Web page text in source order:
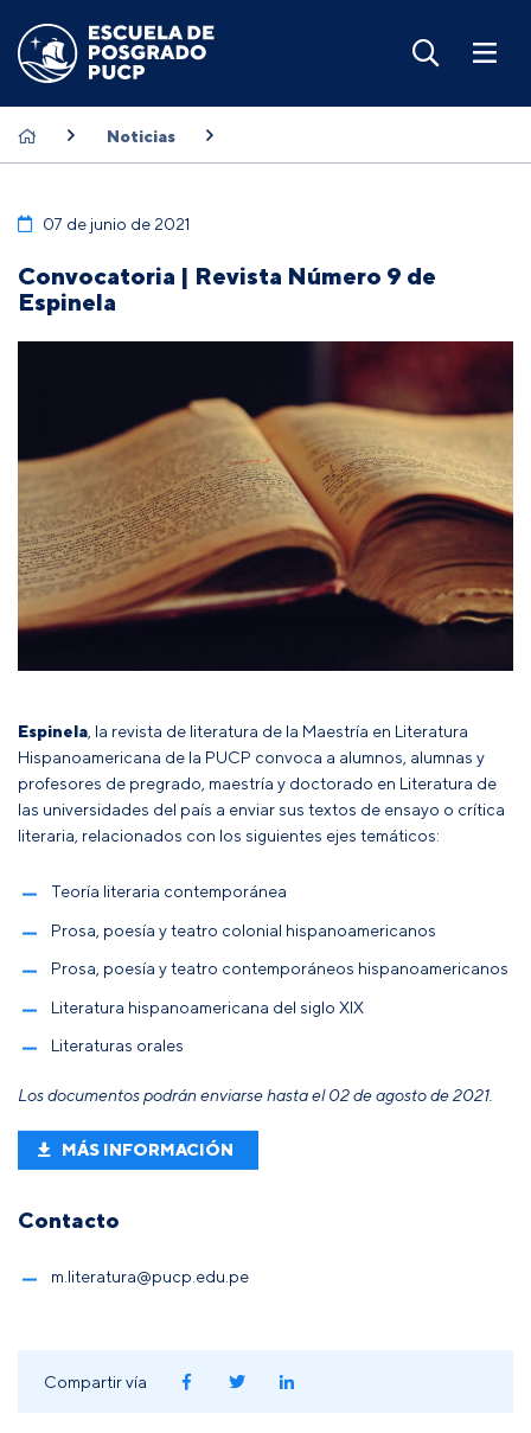
Noticias
07 de junio de 2021
Convocatoria | Revista Número 9 de
Espinela
Espinela , la revista de literatura de la Maestría en Literatura
Hispanoamericana de la PUCP convoca a alumnos, alumnas y
profesores de pregrado, maestría y doctorado en Literatura de
las universidades del país a enviar sus textos de ensayo o crítica
literaria, relacionados con los siguientes ejes temáticos:
Teoría literaria contemporánea
Prosa, poesía y teatro colonial hispanoamericanos
Prosa, poesía y teatro contemporáneos hispanoamericanos
Literatura hispanoamericana del siglo XIX
Literaturas orales
Los documentos podrán enviarse hasta el 02 de agosto de 2021.
MÁS INFORMACIÓN
Contacto
m.literatura@pucp.edu.pe
Compartir vía